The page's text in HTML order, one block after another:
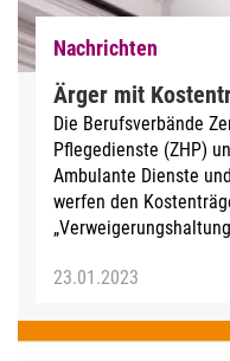
Nachrichten
Ärger mit
Die Berufsverbände
Pflegedienste (ZHP)
Ambulante Dienste
werfen den
23.01.2023